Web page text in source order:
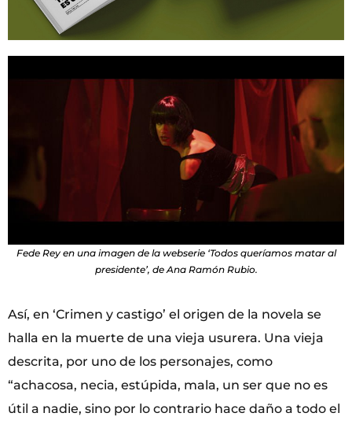
Fede Rey en una imagen de la webserie ‘Todos queríamos matar al
presidente’, de Ana Ramón Rubio.
Así, en ‘Crimen y castigo’ el origen de la novela se
halla en la muerte de una vieja usurera. Una vieja
descrita, por uno de los personajes, como
“achacosa, necia, estúpida, mala, un ser que no es
útil a nadie, sino por lo contrario hace daño a todo el